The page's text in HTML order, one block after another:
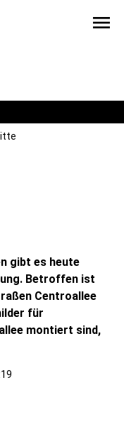
menu
gibt es heute
Betroffen ist
Centroallee
für
montiert sind,